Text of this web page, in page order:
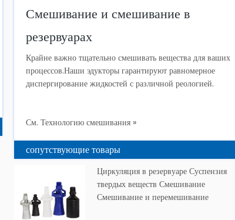
Смешивание и смешивание в
резервуарах
Крайне важно тщательно смешивать вещества для ваших
процессов.Наши эдукторы гарантируют равномерное
диспергирование жидкостей с различной реологией.
См. Технологию смешивания »
сопутствующие товары
Циркуляция в резервуаре Суспензия
твердых веществ Смешивание
Смешивание и перемешивание